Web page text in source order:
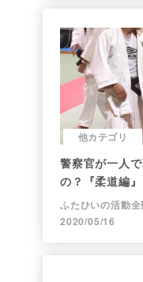
他カテゴリ
警察官が一人
の？『柔道編
ふたひいの活動
2020/05/16